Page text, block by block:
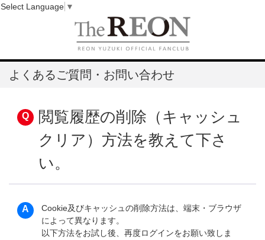
よくあるご質問・お問い合わせ
閲覧履歴の削除（キャッシュ
クリア）方法を教えて下さ
い。
Cookie及びキャッシュの削除方法は、端末・ブラウザ
によって異なります。
以下方法をお試し後、再度ログインをお願い致しま
Select Language ▼